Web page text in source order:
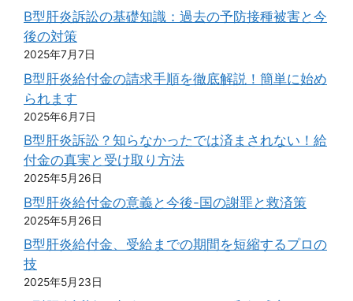
B型肝炎訴訟の基礎知識：過去の予防接種被害と今
後の対策
2025年7月7日
B型肝炎給付金の請求手順を徹底解説！簡単に始め
られます
2025年6月7日
B型肝炎訴訟？知らなかったでは済まされない！給
付金の真実と受け取り方法
2025年5月26日
B型肝炎給付金の意義と今後-国の謝罪と救済策
2025年5月26日
B型肝炎給付金、受給までの期間を短縮するプロの
技
2025年5月23日